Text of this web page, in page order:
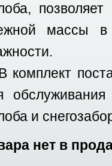
массы
и
нет в